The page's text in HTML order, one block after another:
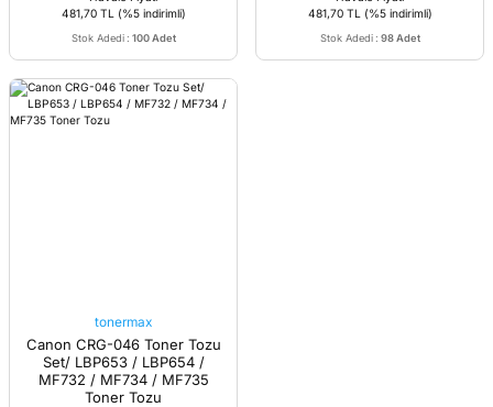
481,70 TL
(%5 indirimli)
Stok Adedi : 100 Adet
481,70 TL
(%5 indirimli)
Stok Adedi : 98 Adet
tonermax
Canon CRG-046 Toner Tozu
Set/ LBP653 / LBP654 /
MF732 / MF734 / MF735
Toner Tozu